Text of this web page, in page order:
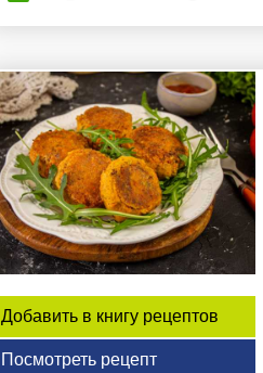
Добавить в книгу рецептов
Посмотреть рецепт